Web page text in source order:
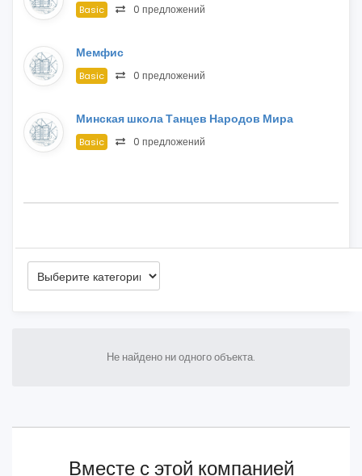
Basic 0 предложений
Мемфис
Basic 0 предложений
Минская школа Танцев Народов Мира
Basic 0 предложений
Не найдено ни одного объекта.
Вместе с этой компанией